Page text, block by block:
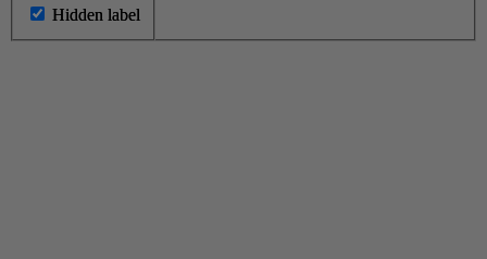
Hidden label
Hidden label